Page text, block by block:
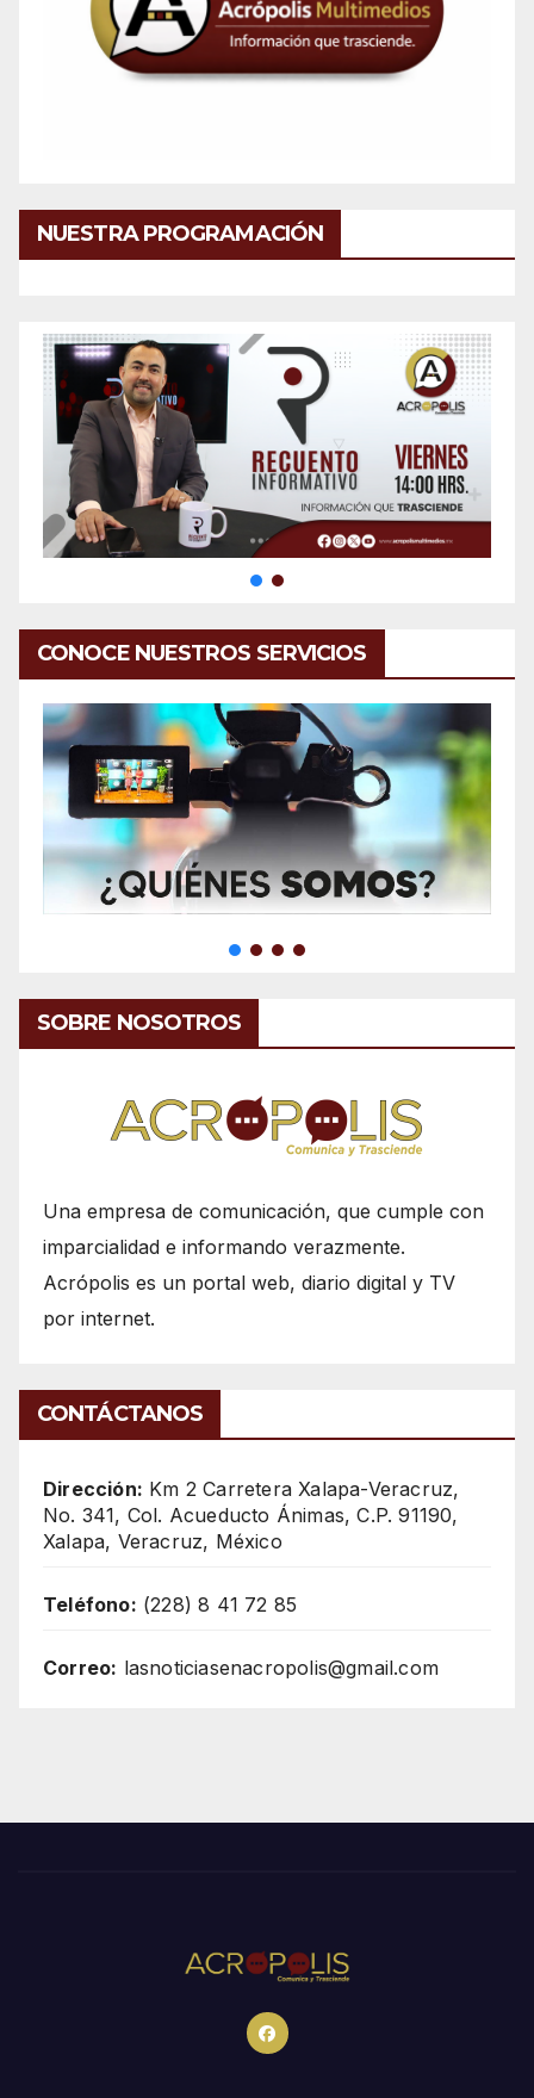
NUESTRA PROGRAMACIÓN
CONOCE NUESTROS SERVICIOS
SOBRE NOSOTROS
Una empresa de comunicación, que cumple con
imparcialidad e informando verazmente.
Acrópolis es un portal web, diario digital y TV
por internet.
CONTÁCTANOS
Dirección: Km 2 Carretera Xalapa-Veracruz,
No. 341, Col. Acueducto Ánimas, C.P. 91190,
Xalapa, Veracruz, México
Teléfono: (228) 8 41 72 85
Correo: lasnoticiasenacropolis@gmail.com